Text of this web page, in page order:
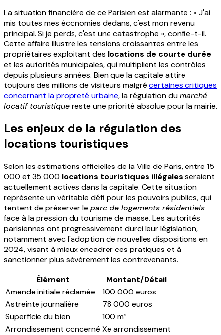
La situation financière de ce Parisien est alarmante : « J'ai
mis toutes mes économies dedans, c'est mon revenu
principal. Si je perds, c'est une catastrophe », confie-t-il.
Cette affaire illustre les tensions croissantes entre les
propriétaires exploitant des locations de courte durée
et les autorités municipales, qui multiplient les contrôles
depuis plusieurs années. Bien que la capitale attire
toujours des millions de visiteurs malgré certaines critiques
concernant la propreté urbaine, la régulation dumarché
locatif touristiquereste une priorité absolue pour la mairie.
Les enjeux de la régulation des
locations touristiques
Selon les estimations officielles de la Ville de Paris, entre 15
000 et 35 000 locations touristiques illégales seraient
actuellement actives dans la capitale. Cette situation
représente un véritable défi pour les pouvoirs publics, qui
tentent de préserver le parc de logements résidentiels
face à la pression du tourisme de masse. Les autorités
parisiennes ont progressivement durci leur législation,
notamment avec l'adoption de nouvelles dispositions en
2024, visant à mieux encadrer ces pratiques et à
sanctionner plus sévèrement les contrevenants.
Élément
Montant/Détail
Amende initiale réclamée
100 000 euros
Astreinte journalière
78 000 euros
Superficie du bien
100 m²
Arrondissement concerné Xe arrondissement